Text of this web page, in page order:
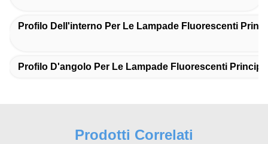
Profilo Dell'interno Per Le Lampade Fluorescenti
Profilo D'angolo Per Le Lampade Fluorescenti
Prodotti Correlati